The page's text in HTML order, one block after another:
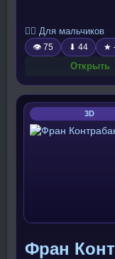
🧍‍♂️ Для мальчиков
👁 75 ⬇ 44 ★
Открыть
3D
Фран